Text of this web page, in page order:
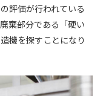
評価が行われている
棄部分である「硬い
機を探すことになり